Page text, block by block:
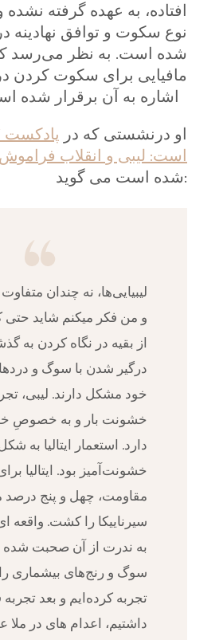
افتاده، به عهده گرفته
نوع سکوت و توافق نهادینه
شده است. به نظر می‌رسد
مافیایی برای سکوت کردن
او درنشستی که در پادکست
است: لیبی و انقلاب
شده است می گوید:
و من فکر میکنم شاید حتی
از بقیه در نگاه کردن به
درگیر شدن با سوگ و
خود مشکل دارند. لیبی،
خشونت بار و به خصوصِ
دارد. استعمار ایتالیا به
خشونت‌آمیز بود. ایتالیا
مقاومت، چهل و پنج درصد
سیرناییکا را کشت. واقعه
به ندرت از آن صحبت
سوگ و رنج‌های بیشماری
تجربه کرده‌ایم و بعد تجربه
داشتیم، اعدام‌ های در ملا